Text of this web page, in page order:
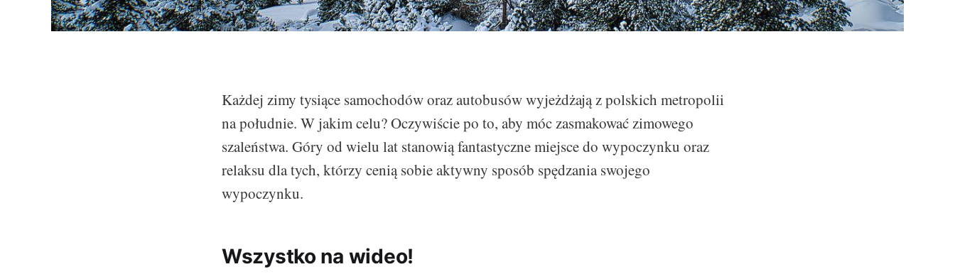
Każdej zimy tysiące samochodów oraz autobusów wyjeżdżają z polskich metropolii
na południe. W jakim celu? Oczywiście po to, aby móc zasmakować zimowego
szaleństwa. Góry od wielu lat stanowią fantastyczne miejsce do wypoczynku oraz
relaksu dla tych, którzy cenią sobie aktywny sposób spędzania swojego
wypoczynku.
Wszystko na wideo!